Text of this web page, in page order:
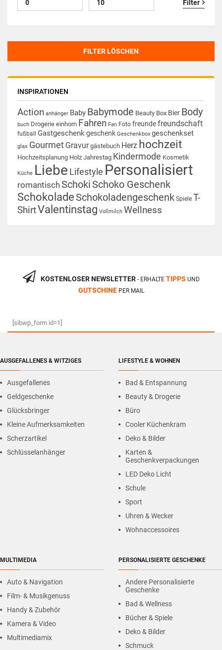
Filter
FILTER LÖSCHEN
INSPIRATIONEN
Action anhänger Baby Babymode Beauty Box Bier Body
buch Drogerie einhorn Fahren Fan Foto freundefreundschaft
fußball Gastgeschenkgeschenk Geschenkbox geschenkset
glas Gourmet Gravur gästebuch Herz hochzeit
Hochzeitsplanung Holz Jahrestag Kindermode Kosmetik
Küche Liebe Lifestyle Personalisiert
romantisch Schoki Schoko Geschenk
Schokolade Schokoladengeschenk Spiele T-
ShirtValentinstag Vollmilch Wellness
KOSTENLOSER NEWSLETTER- ERHALTE TIPPS UND
GUTSCHINEPER MAIL
[sibwp_form id=1]
AUSGEFALLENES & WITZIGES
Ausgefallenes
Geldgeschenke
Glücksbringer
Kleine Aufmerksamkeiten
Scherzartikel
Schlüsselanhänger
LIFESTYLE & WOHNEN
Bad & Entspannung
Beauty & Drogerie
Büro
Cooler Küchenkram
Deko & Bilder
Karten &
Geschenkverpackungen
LED Deko Licht
Schule
Sport
Uhren & Wecker
Wohnaccessoires
MULTIMEDIA
Auto & Navigation
Film- & Musikgenuss
Handy & Zubehör
Kamera & Video
Multimediamix
PERSONALISIERTE GESCHENKE
Andere Personalisierte
Geschenke
Bad & Wellness
Bücher & Spiele
Deko & Bilder
Schmuck